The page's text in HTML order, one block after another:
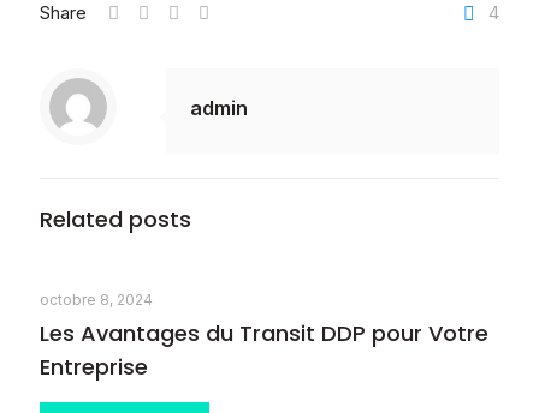
Share 4
admin
Related posts
octobre 8, 2024
Les Avantages du Transit DDP pour Votre
Entreprise